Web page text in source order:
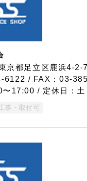
都足立区鹿浜4-2-7
6122 / FAX：03-
17:00 / 定休日：土
事・取付可